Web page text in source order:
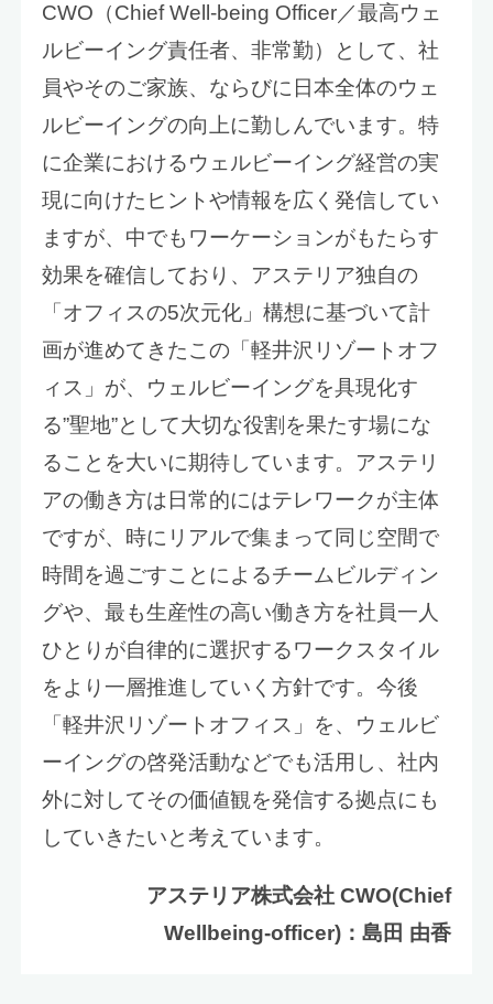
CWO（Chief Well-being Officer／最高ウェ
ルビーイング責任者、非常勤）として、社
員やそのご家族、ならびに日本全体のウェ
ルビーイングの向上に勤しんでいます。特
に企業におけるウェルビーイング経営の実
現に向けたヒントや情報を広く発信してい
ますが、中でもワーケーションがもたらす
効果を確信しており、アステリア独自の
「オフィスの5次元化」構想に基づいて計
画が進めてきたこの「軽井沢リゾートオフ
ィス」が、ウェルビーイングを具現化す
る”聖地”として大切な役割を果たす場にな
ることを大いに期待しています。アステリ
アの働き方は日常的にはテレワークが主体
ですが、時にリアルで集まって同じ空間で
時間を過ごすことによるチームビルディン
グや、最も生産性の高い働き方を社員一人
ひとりが自律的に選択するワークスタイル
をより一層推進していく方針です。今後
「軽井沢リゾートオフィス」を、ウェルビ
ーイングの啓発活動などでも活用し、社内
外に対してその価値観を発信する拠点にも
していきたいと考えています。
アステリア株式会社 CWO(Chief
Wellbeing-officer)：島田 由香